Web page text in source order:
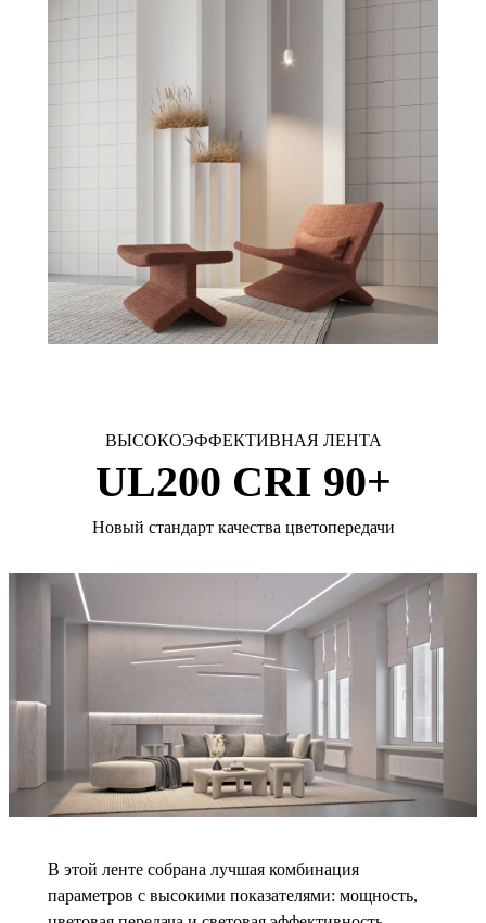
ВЫСОКОЭФФЕКТИВНАЯ ЛЕНТА
UL200 CRI 90+
Новый стандарт качества цветопередачи
В этой ленте собрана лучшая комбинация
параметров с высокими показателями: мощность,